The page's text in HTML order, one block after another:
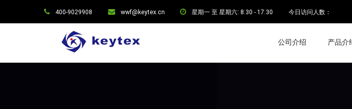
400-9029908 wwf@keytex.cn 星期一 至 星期六: 8:30 - 17:30 今日访问人数：
公司介绍 产品介